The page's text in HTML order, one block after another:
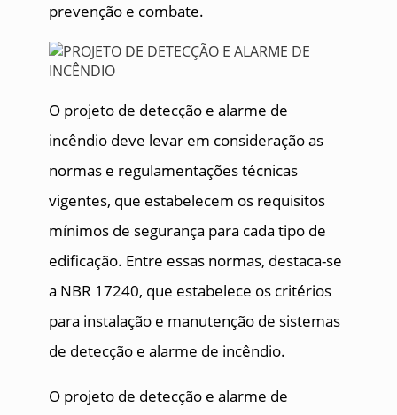
prevenção e combate.
O projeto de detecção e alarme de
incêndio deve levar em consideração as
normas e regulamentações técnicas
vigentes, que estabelecem os requisitos
mínimos de segurança para cada tipo de
edificação. Entre essas normas, destaca-se
a NBR 17240, que estabelece os critérios
para instalação e manutenção de sistemas
de detecção e alarme de incêndio.
O projeto de detecção e alarme de